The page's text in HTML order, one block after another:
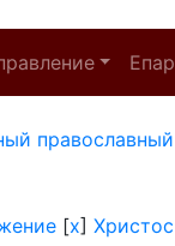
[x] Христос